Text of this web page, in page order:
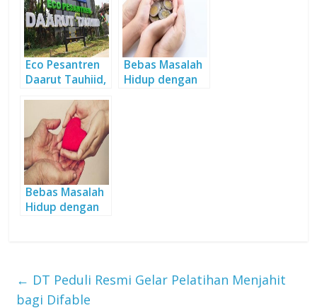
Eco Pesantren
Daarut Tauhiid,
Produktif
Bebas Masalah
Hidup dengan
Bebas Masalah
Hidup dengan
← DT Peduli Resmi Gelar Pelatihan Menjahit
bagi Difable